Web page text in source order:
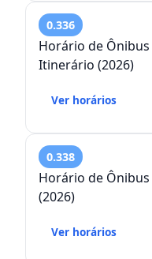
0.336
Horário de Ônibus
Itinerário (2026)
Ver horários
0.338
Horário de Ônibus 0.338 – Tempo
(2026)
Ver horários